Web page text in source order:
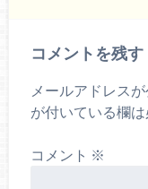
コメントを残す
メールアドレス
が付いている欄
コメント ※